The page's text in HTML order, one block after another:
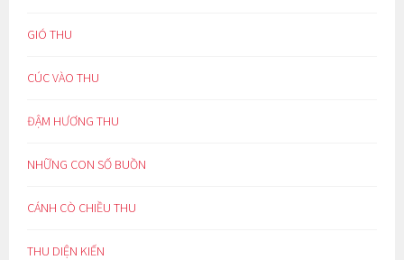
GIÓ THU
CÚC VÀO THU
ĐẬM HƯƠNG THU
NHỮNG CON SỐ BUỒN
CÁNH CÒ CHIỀU THU
THU DIỆN KIẾN